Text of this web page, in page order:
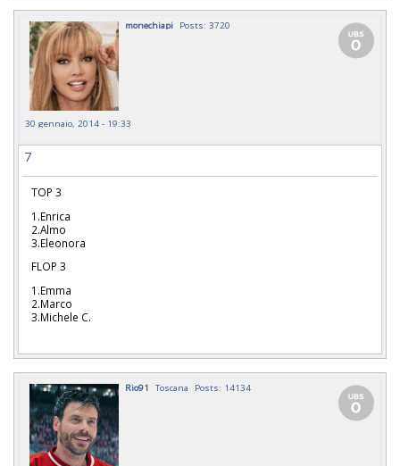
monechiapi Posts: 3720
30 gennaio, 2014 - 19:33
7
TOP 3
1.Enrica
2.Almo
3.Eleonora
FLOP 3
1.Emma
2.Marco
3.Michele C.
Rio91 Toscana Posts: 14134